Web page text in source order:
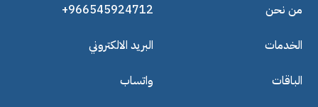
من نحن
الخدمات
الباقات
+966545924712
البريد الالكتروني
واتساب